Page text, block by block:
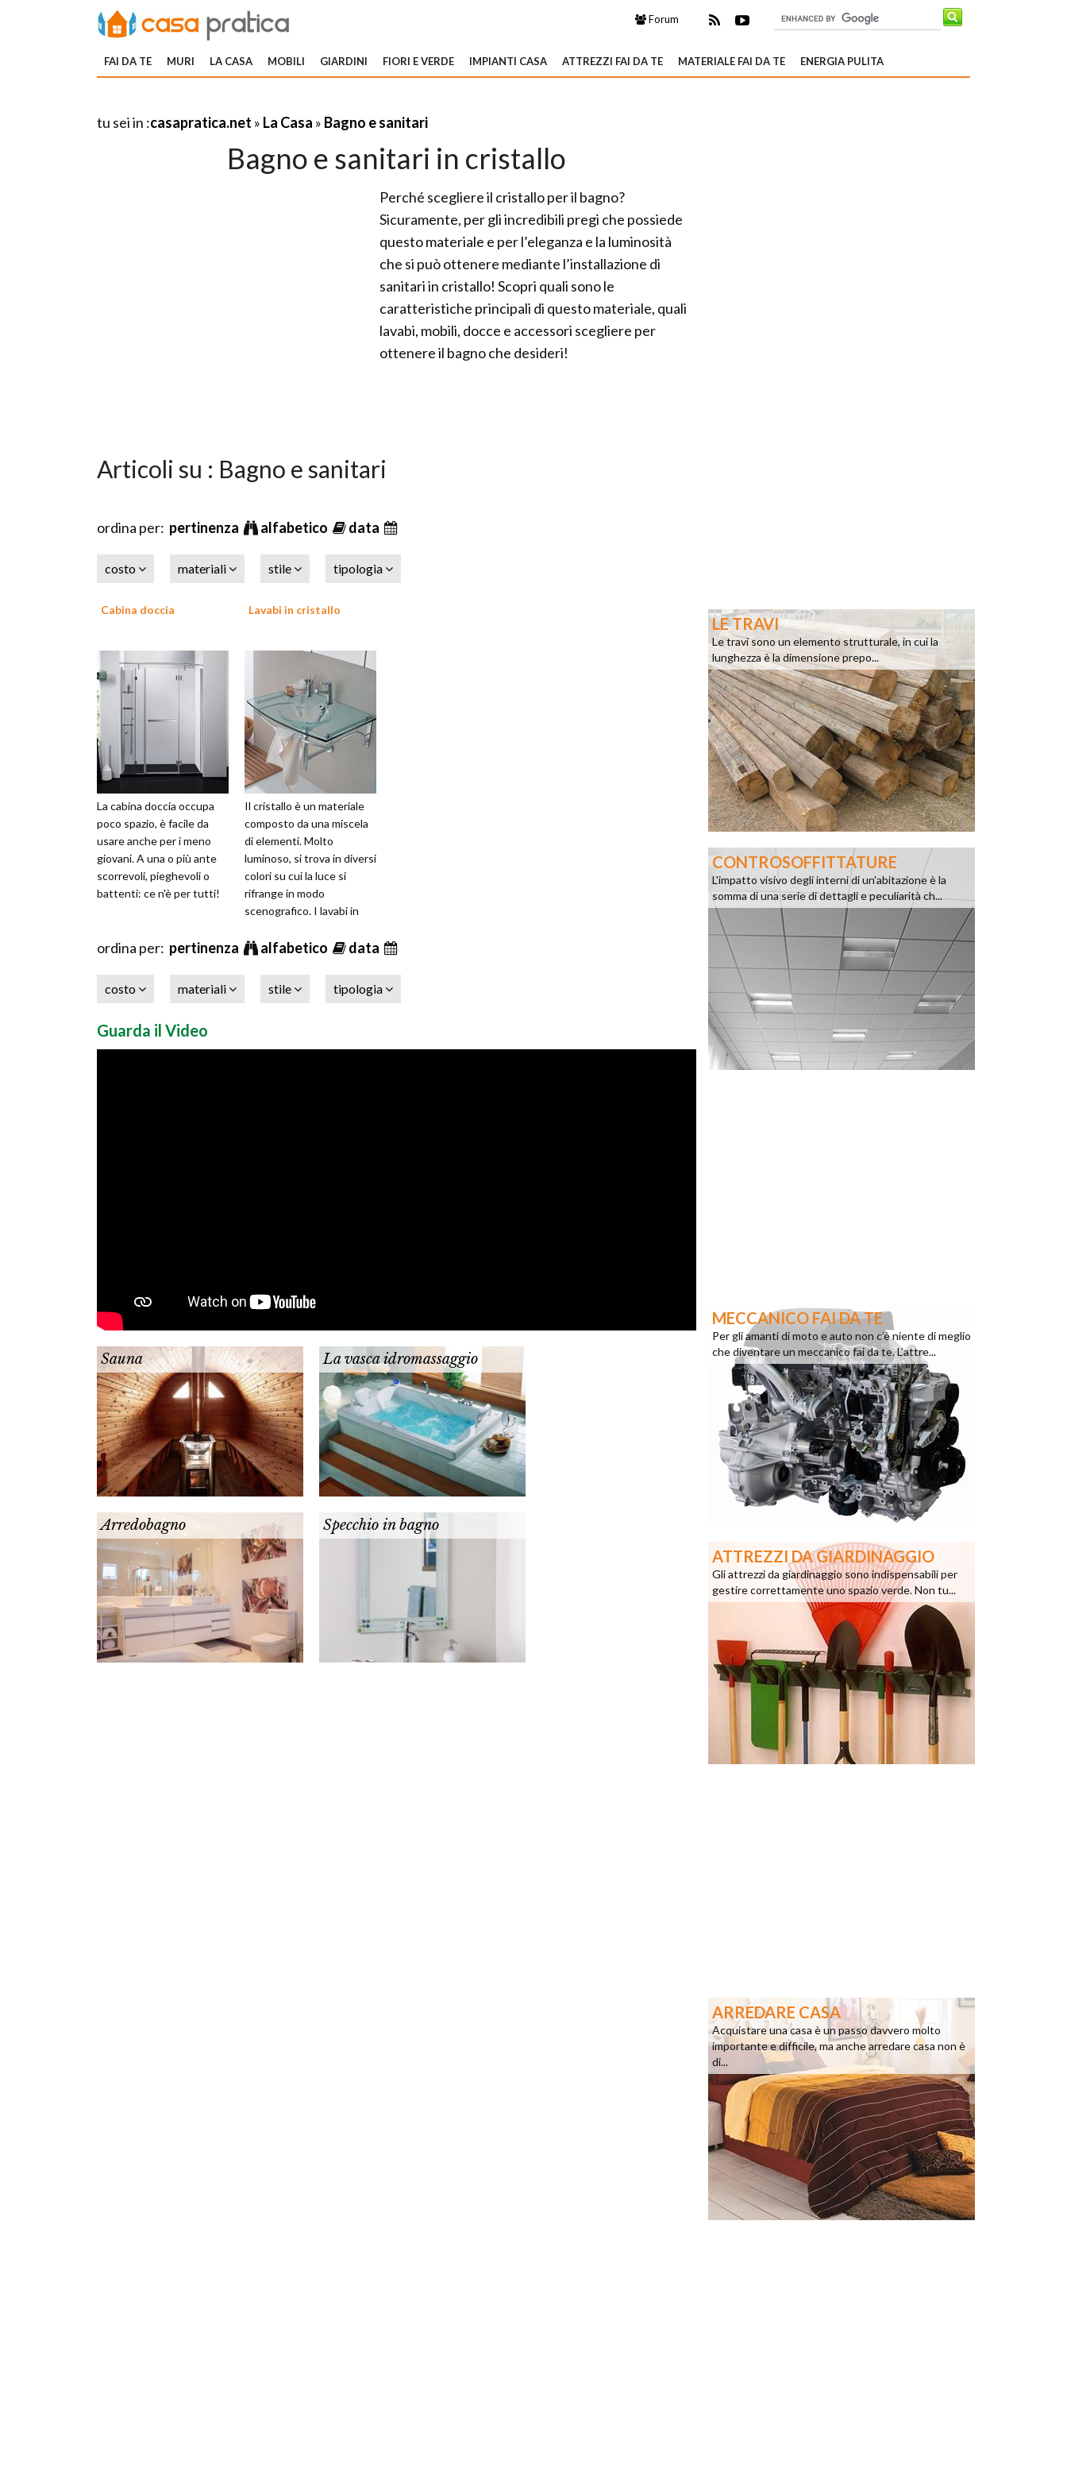
Forum
FAI DA TE MURI LA CASA MOBILI GIARDINI FIORI E VERDE IMPIANTI CASA ATTREZZI FAI DA TE MATERIALE FAI DA TE ENERGIA PULITA
tu sei in :casapratica.net » La Casa » Bagno e sanitari
Bagno e sanitari in cristallo
Perché scegliere il cristallo per il bagno?
Sicuramente, per gli incredibili pregi che possiede
questo materiale e per l’eleganza e la luminosità
che si può ottenere mediante l’installazione di
sanitari in cristallo! Scopri quali sono le
caratteristiche principali di questo materiale, quali
lavabi, mobili, docce e accessori scegliere per
ottenere il bagno che desideri!
Articoli su : Bagno e sanitari
ordina per: pertinenza alfabetico data
costo materiali stile tipologia
Cabina doccia
La cabina doccia occupa
poco spazio, è facile da
usare anche per i meno
giovani. A una o più ante
scorrevoli, pieghevoli o
battenti: ce n'è per tutti!
Lavabi in cristallo
Il cristallo è un materiale
composto da una miscela
di elementi. Molto
luminoso, si trova in diversi
colori su cui la luce si
rifrange in modo
scenografico. I lavabi in
soluzi
ordina per: pertinenza alfabetico data
costo materiali stile tipologia
Guarda il Video
Sauna La vasca idromassaggio
Arredobagno Specchio in bagno
LE TRAVI
Le travi sono un elemento strutturale, in cui la
lunghezza è la dimensione prepo...
CONTROSOFFITTATURE
L'impatto visivo degli interni di un'abitazione è la
somma di una serie di dettagli e peculiarità ch...
MECCANICO FAI DA TE
Per gli amanti di moto e auto non c’è niente di meglio
che diventare un meccanico fai da te. L’attre...
ATTREZZI DA GIARDINAGGIO
Gli attrezzi da giardinaggio sono indispensabili per
gestire correttamente uno spazio verde. Non tu...
ARREDARE CASA
Acquistare una casa è un passo davvero molto
importante e difficile, ma anche arredare casa non è
di...